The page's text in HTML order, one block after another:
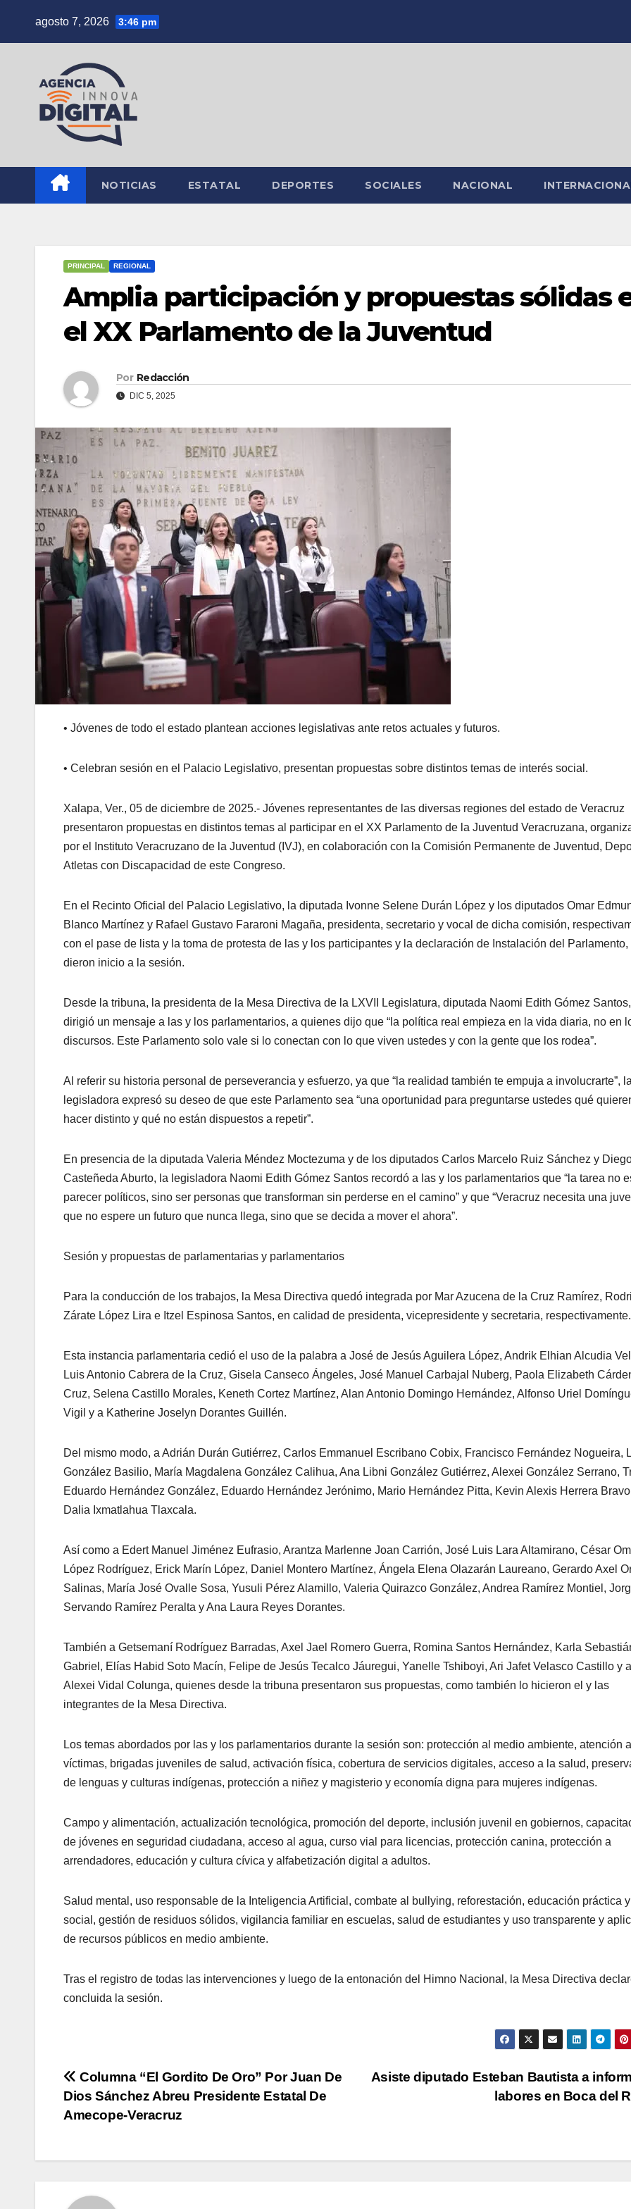
agosto 7, 2026 3:46 pm
NOTICIAS ESTATAL DEPORTES SOCIALES NACIONAL
PRINCIPAL REGIONAL
Amplia participación y propuestas sólidas
el XX Parlamento de la Juventud
Por Redacción
DIC 5, 2025
• Jóvenes de todo el estado plantean acciones legislativas ante retos actuales y futuros.
• Celebran sesión en el Palacio Legislativo, presentan propuestas sobre distintos temas de interés social.
Xalapa, Ver., 05 de diciembre de 2025.- Jóvenes representantes de las diversas regiones del estado de Veracruz
presentaron propuestas en distintos temas al participar en el XX Parlamento de la Juventud Veracruzana,
por el Instituto Veracruzano de la Juventud (IVJ), en colaboración con la Comisión Permanente de Juventud,
Atletas con Discapacidad de este Congreso.
En el Recinto Oficial del Palacio Legislativo, la diputada Ivonne Selene Durán López y los diputados Omar
Blanco Martínez y Rafael Gustavo Fararoni Magaña, presidenta, secretario y vocal de dicha comisión,
con el pase de lista y la toma de protesta de las y los participantes y la declaración de Instalación del Parlamento,
dieron inicio a la sesión.
Desde la tribuna, la presidenta de la Mesa Directiva de la LXVII Legislatura, diputada Naomi Edith Gómez Santos,
dirigió un mensaje a las y los parlamentarios, a quienes dijo que “la política real empieza en la vida diaria, no en
discursos. Este Parlamento solo vale si lo conectan con lo que viven ustedes y con la gente que los rodea”.
Al referir su historia personal de perseverancia y esfuerzo, ya que “la realidad también te empuja a involucrarte”, la
legisladora expresó su deseo de que este Parlamento sea “una oportunidad para preguntarse ustedes qué
hacer distinto y qué no están dispuestos a repetir”.
En presencia de la diputada Valeria Méndez Moctezuma y de los diputados Carlos Marcelo Ruiz Sánchez y
Casteñeda Aburto, la legisladora Naomi Edith Gómez Santos recordó a las y los parlamentarios que “la tarea no
parecer políticos, sino ser personas que transforman sin perderse en el camino” y que “Veracruz necesita una
que no espere un futuro que nunca llega, sino que se decida a mover el ahora”.
Sesión y propuestas de parlamentarias y parlamentarios
Para la conducción de los trabajos, la Mesa Directiva quedó integrada por Mar Azucena de la Cruz Ramírez,
Zárate López Lira e Itzel Espinosa Santos, en calidad de presidenta, vicepresidente y secretaria, respectivamente.
Esta instancia parlamentaria cedió el uso de la palabra a José de Jesús Aguilera López, Andrik Elhian Alcudia
Luis Antonio Cabrera de la Cruz, Gisela Canseco Ángeles, José Manuel Carbajal Nuberg, Paola Elizabeth
Cruz, Selena Castillo Morales, Keneth Cortez Martínez, Alan Antonio Domingo Hernández, Alfonso Uriel
Vigil y a Katherine Joselyn Dorantes Guillén.
Del mismo modo, a Adrián Durán Gutiérrez, Carlos Emmanuel Escribano Cobix, Francisco Fernández Nogueira,
González Basilio, María Magdalena González Calihua, Ana Libni González Gutiérrez, Alexei González Serrano,
Eduardo Hernández González, Eduardo Hernández Jerónimo, Mario Hernández Pitta, Kevin Alexis Herrera
Dalia Ixmatlahua Tlaxcala.
Así como a Edert Manuel Jiménez Eufrasio, Arantza Marlenne Joan Carrión, José Luis Lara Altamirano, César
López Rodríguez, Erick Marín López, Daniel Montero Martínez, Ángela Elena Olazarán Laureano, Gerardo Axel
Salinas, María José Ovalle Sosa, Yusuli Pérez Alamillo, Valeria Quirazco González, Andrea Ramírez Montiel,
Servando Ramírez Peralta y Ana Laura Reyes Dorantes.
También a Getsemaní Rodríguez Barradas, Axel Jael Romero Guerra, Romina Santos Hernández, Karla
Gabriel, Elías Habid Soto Macín, Felipe de Jesús Tecalco Jáuregui, Yanelle Tshiboyi, Ari Jafet Velasco Castillo y
Alexei Vidal Colunga, quienes desde la tribuna presentaron sus propuestas, como también lo hicieron el y las
integrantes de la Mesa Directiva.
Los temas abordados por las y los parlamentarios durante la sesión son: protección al medio ambiente, atención a
víctimas, brigadas juveniles de salud, activación física, cobertura de servicios digitales, acceso a la salud,
de lenguas y culturas indígenas, protección a niñez y magisterio y economía digna para mujeres indígenas.
Campo y alimentación, actualización tecnológica, promoción del deporte, inclusión juvenil en gobiernos,
de jóvenes en seguridad ciudadana, acceso al agua, curso vial para licencias, protección canina, protección a
arrendadores, educación y cultura cívica y alfabetización digital a adultos.
Salud mental, uso responsable de la Inteligencia Artificial, combate al bullying, reforestación, educación práctica y
social, gestión de residuos sólidos, vigilancia familiar en escuelas, salud de estudiantes y uso transparente y
de recursos públicos en medio ambiente.
Tras el registro de todas las intervenciones y luego de la entonación del Himno Nacional, la Mesa Directiva
concluida la sesión.
Navegación
de
Asiste diputado Esteban Bautista a
labores en Boca del
Columna “El Gordito De Oro” Por Juan De
Dios Sánchez Abreu Presidente Estatal De
Amecope-Veracruz